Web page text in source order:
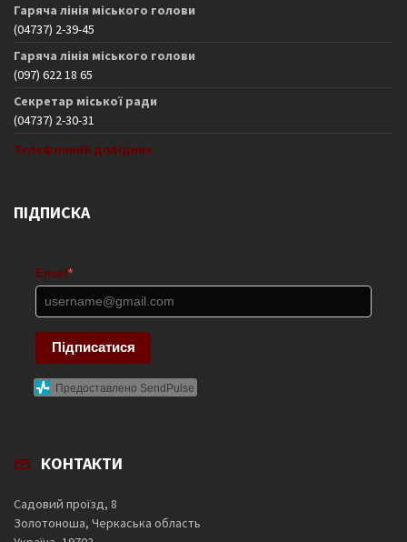
Гаряча лінія міського голови
(04737) 2-39-45
Гаряча лінія міського голови
(097) 622 18 65
Секретар міської ради
(04737) 2-30-31
Телефонний довідник
ПІДПИСКА
Email*
Підписатися
Предоставлено SendPulse
КОНТАКТИ
Садовий проїзд, 8
Золотоноша, Черкаська область